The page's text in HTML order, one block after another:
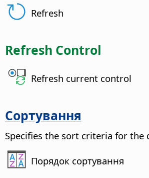
Refresh
Refresh Control
Refresh current control
Сортування
Specifies the sort criteria for the
Порядок сортування